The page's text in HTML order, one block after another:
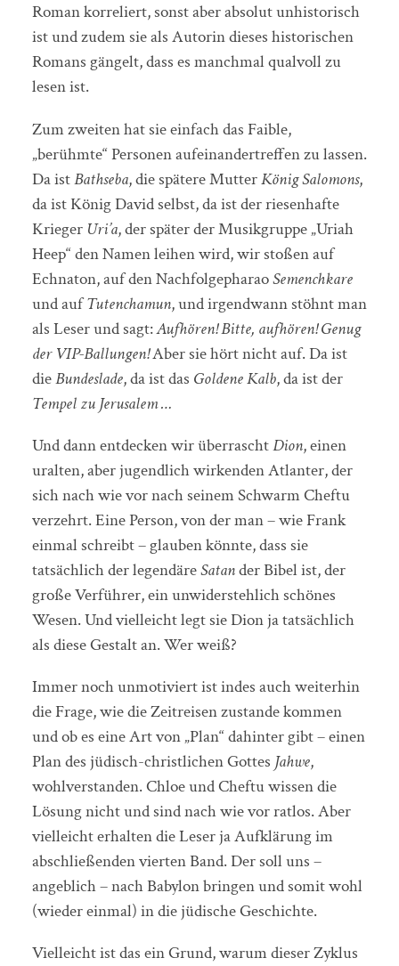
Roman korreliert, sonst aber absolut unhistorisch
ist und zudem sie als Autorin dieses historischen
Romans gängelt, dass es manchmal qualvoll zu
lesen ist.
Zum zweiten hat sie einfach das Faible,
„berühmte“ Personen aufeinandertreffen zu lassen.
Da istBathseba, die spätere MutterKönigSalomons,
da ist König David selbst, da ist der riesenhafte
Krieger Uri’a, der später der Musikgruppe „Uriah
Heep“ den Namen leihen wird, wir stoßen auf
Echnaton, auf den NachfolgepharaoSemenchkare
und aufTutenchamun, und irgendwann stöhnt man
als Leser und sagt:Aufhören! Bitte, aufhören! Genug
der VIP-Ballungen!Aber sie hört nicht auf. Da ist
dieBundeslade, da ist das GoldeneKalb, da ist der
Tempel zu Jerusalem …
Und dann entdecken wir überraschtDion, einen
uralten, aber jugendlich wirkenden Atlanter, der
sich nach wie vor nach seinem Schwarm Cheftu
verzehrt. Eine Person, von der man – wie Frank
einmal schreibt – glauben könnte, dass sie
tatsächlich der legendäreSatander Bibel ist, der
große Verführer, ein unwiderstehlich schönes
Wesen. Und vielleicht legt sie Dion ja tatsächlich
als diese Gestalt an. Wer weiß?
Immer noch unmotiviert ist indes auch weiterhin
die Frage, wie die Zeitreisen zustande kommen
und ob es eine Art von „Plan“ dahinter gibt – einen
Plan des jüdisch-christlichen Gottes Jahwe,
wohlverstanden. Chloe und Cheftu wissen die
Lösung nicht und sind nach wie vor ratlos. Aber
vielleicht erhalten die Leser ja Aufklärung im
abschließenden vierten Band. Der soll uns –
angeblich – nach Babylon bringen und somit wohl
(wieder einmal) in die jüdische Geschichte.
Vielleicht ist das ein Grund, warum dieser Zyklus